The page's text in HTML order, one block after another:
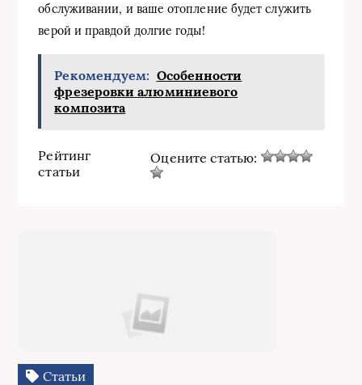
обслуживании, и ваше отопление будет служить
верой и правдой долгие годы!
Рекомендуем: Особенности
фрезеровки алюминиевого
композита
Рейтинг
статьи
Оцените статью:
Статьи